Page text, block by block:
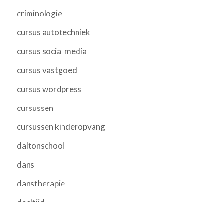
criminologie
cursus autotechniek
cursus social media
cursus vastgoed
cursus wordpress
cursussen
cursussen kinderopvang
daltonschool
dans
danstherapie